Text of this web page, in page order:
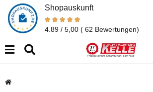
Shopauskunft
4.89 / 5,00 ( 62 Bewertungen)